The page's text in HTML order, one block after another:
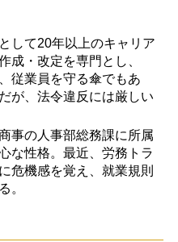
して20年以上のキャリア
成・改定を専門とし、
従業員を守る傘でもあ
が、法令違反には厳しい
事の人事部総務課に所属
な性格。最近、労務トラ
危機感を覚え、就業規則
。